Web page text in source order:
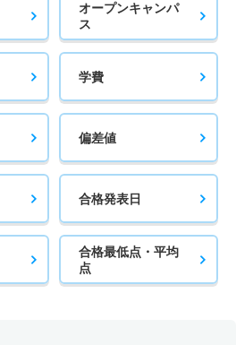
オープンキャンパ
ス
学費
偏差値
合格発表日
合格最低点・平均
点